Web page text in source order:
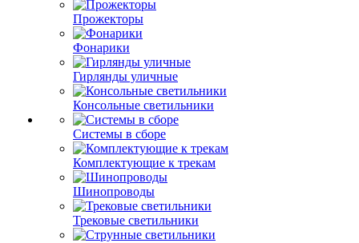
Прожекторы
Фонарики
Гирлянды уличные
Консольные светильники
Системы в сборе
Комплектующие к трекам
Шинопроводы
Трековые светильники